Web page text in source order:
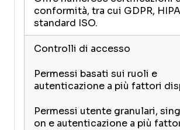
conformità, tra cui GDPR,
standard ISO.
Controlli di accesso
Permessi basati sui ruoli e
autenticazione a più fattori
Permessi utente granulari,
on e autenticazione a più